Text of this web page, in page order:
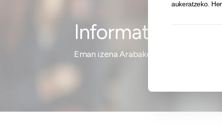
Informatuta
Eman izena Arabako Ganberaren